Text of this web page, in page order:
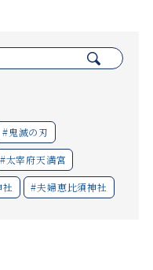
#鬼滅の刃
#太宰府天満宮
#夫婦恵比須神社